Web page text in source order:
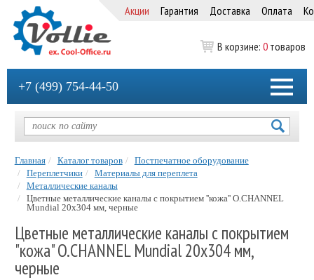
Акции Гарантия Доставка Оплата
В корзине: 0 товаров
+7 (499) 754-44-50
Главная Каталог товаров
Постпечатное оборудование
Переплетчики
Материалы для переплета
Металлические каналы
Цветные металлические каналы с покрытием ''кожа'' O.CHANNEL
Mundial 20х304 мм, черные
Цветные металлические каналы с покрытием
"кожа" O.CHANNEL Mundial 20х304 мм,
черные